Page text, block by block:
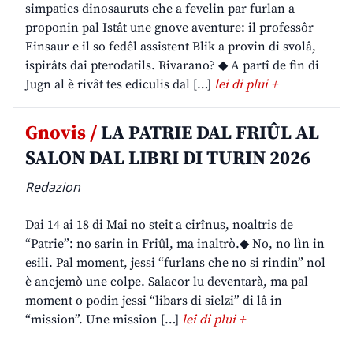
simpatics dinosauruts che a fevelin par furlan a
proponin pal Istât une gnove aventure: il professôr
Einsaur e il so fedêl assistent Blik a provin di svolâ,
ispirâts dai pterodatils. Rivarano? ◆ A partî de fin di
Jugn al è rivât tes ediculis dal […] lei di plui +
Gnovis /LA PATRIE DAL FRIÛL AL
SALON DAL LIBRI DI TURIN 2026
Redazion
Dai 14 ai 18 di Mai no steit a cirînus, noaltris de
“Patrie”: no sarin in Friûl, ma inaltrò.◆ No, no lìn in
esili. Pal moment, jessi “furlans che no si rindin” nol
è ancjemò une colpe. Salacor lu deventarà, ma pal
moment o podin jessi “libars di sielzi” di lâ in
“mission”. Une mission […] lei di plui +